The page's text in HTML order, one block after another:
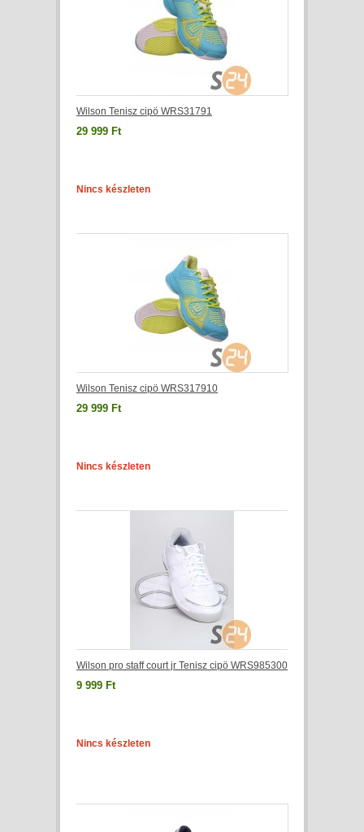
Wilson Tenisz cipö WRS31791
29 999 Ft
Nincs készleten
Wilson Tenisz cipö WRS317910
29 999 Ft
Nincs készleten
Wilson pro staff court jr Tenisz cipö WRS985300
9 999 Ft
Nincs készleten